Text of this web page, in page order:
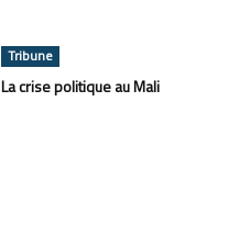
Tribune
La crise politique au Mali